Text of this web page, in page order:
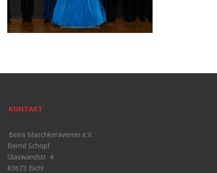
KONTAKT
Beira Maschkeraverein e.V.
Bernd Schöpf
Glaswandstr. 4
83673 Bichl